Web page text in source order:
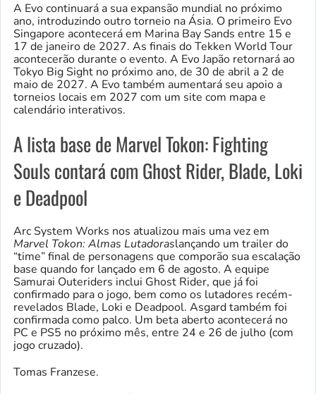
A Evo continuará a sua expansão mundial no próximo
ano, introduzindo outro torneio na Ásia. O primeiro Evo
Singapore acontecerá em Marina Bay Sands entre 15 e
17 de janeiro de 2027. As finais do Tekken World Tour
acontecerão durante o evento. A Evo Japão retornará ao
Tokyo Big Sight no próximo ano, de 30 de abril a 2 de
maio de 2027. A Evo também aumentará seu apoio a
torneios locais em 2027 com um site com mapa e
calendário interativos.
A lista base de Marvel Tokon: Fighting
Souls contará com Ghost Rider, Blade, Loki
e Deadpool
Arc System Works nos atualizou mais uma vez em
Marvel Tokon: Almas Lutadoraslançando um trailer do
“time” final de personagens que comporão sua escalação
base quando for lançado em 6 de agosto. A equipe
Samurai Outeriders inclui Ghost Rider, que já foi
confirmado para o jogo, bem como os lutadores recém-
revelados Blade, Loki e Deadpool. Asgard também foi
confirmada como palco. Um beta aberto acontecerá no
PC e PS5 no próximo mês, entre 24 e 26 de julho (com
jogo cruzado).
Tomas Franzese.